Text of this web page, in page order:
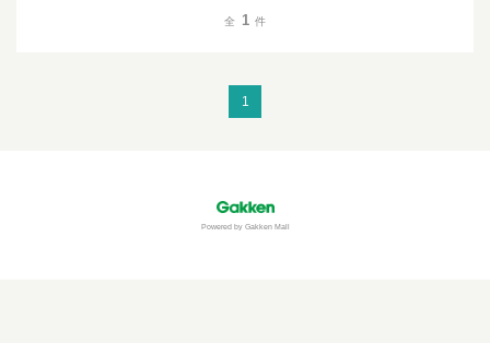
全 1 件
1
Powered by Gakken Mall